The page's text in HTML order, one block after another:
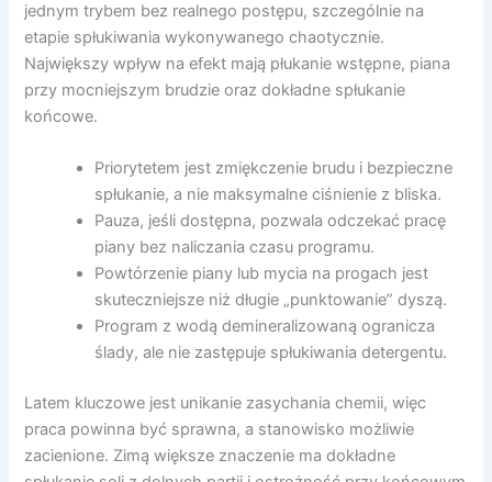
jednym trybem bez realnego postępu, szczególnie na
etapie spłukiwania wykonywanego chaotycznie.
Największy wpływ na efekt mają płukanie wstępne, piana
przy mocniejszym brudzie oraz dokładne spłukanie
końcowe.
Priorytetem jest zmiękczenie brudu i bezpieczne
spłukanie, a nie maksymalne ciśnienie z bliska.
Pauza, jeśli dostępna, pozwala odczekać pracę
piany bez naliczania czasu programu.
Powtórzenie piany lub mycia na progach jest
skuteczniejsze niż długie „punktowanie” dyszą.
Program z wodą demineralizowaną ogranicza
ślady, ale nie zastępuje spłukiwania detergentu.
Latem kluczowe jest unikanie zasychania chemii, więc
praca powinna być sprawna, a stanowisko możliwie
zacienione. Zimą większe znaczenie ma dokładne